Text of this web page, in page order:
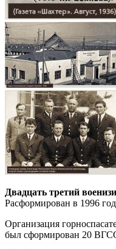
Двадцать третий
Расформирован в 1996
Организация
был сформирован 20